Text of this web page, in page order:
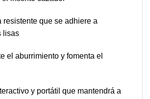
resistente que se adhiere a
lisas
el aburrimiento y fomenta el
y portátil que mantendrá a